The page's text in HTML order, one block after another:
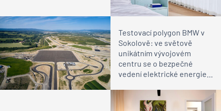
Testovací polygon BMW v
Sokolově: ve světově
unikátním vývojovém
centru se o bezpečné
vedení elektrické energie